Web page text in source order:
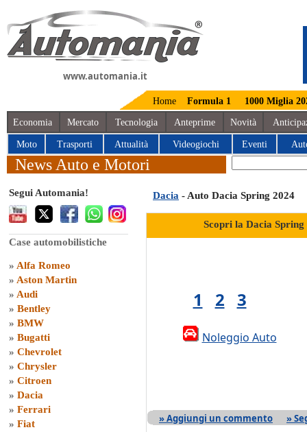
www.automania.it
Home Formula 1 1000 Miglia
Economia Mercato Tecnologia Anteprime Novità
Moto Trasporti Attualità Videogiochi Eventi
News Auto e Motori
Segui Automania!
Case automobilistiche
» Alfa Romeo
» Aston Martin
» Audi
» Bentley
» BMW
» Bugatti
» Chevrolet
» Chrysler
» Citroen
» Dacia
» Ferrari
» Fiat
Dacia - Auto Dacia Spring 2024
Scopri la Dacia Spring
1 2 3
Noleggio Auto
» Aggiungi un commento »